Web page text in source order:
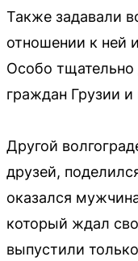
Также задавали
отношении к ней
Особо
граждан Грузии и
Другой
друзей,
оказался
который ждал
выпустили